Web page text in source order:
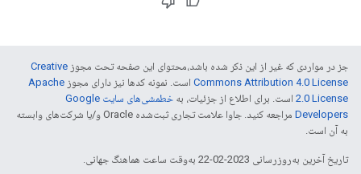
جز در مواردی که غیر از این ذکر شده باشد،‌محتوای این صفحه تحت مجوز Creative
Commons Attribution 4.0 License است. نمونه کدها نیز دارای مجوز Apache
2.0 License است. برای اطلاع از جزئیات، به
خطمشی‌های سایت Google
Developers‏
مراجعه کنید. جاوا علامت تجاری ثبت‌شده Oracle و/یا شرکت‌های وابسته
به آن است.
تاریخ آخرین به‌روزرسانی 2023-02-22 به‌وقت ساعت هماهنگ جهانی.